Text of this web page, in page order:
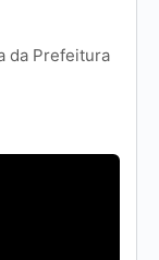
da Prefeitura